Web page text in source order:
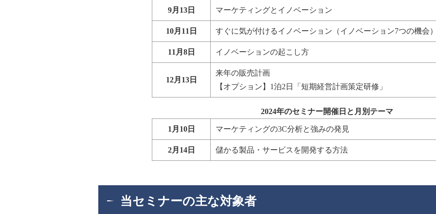
9月13日 マーケティングとイノベーション
10月11日 すぐに気が付けるイノベーション（イノベーション7つの機会
11月8日 イノベーションの起こし方
12月13日
来年の販売計画
【オプション】1泊2日「短期経営計画策定研修」
2024年のセミナー開催日と月別テーマ
1月10日 マーケティングの3C分析と強みの発見
2月14日 儲かる製品・サービスを開発する方法
当セミナーの主な対象者